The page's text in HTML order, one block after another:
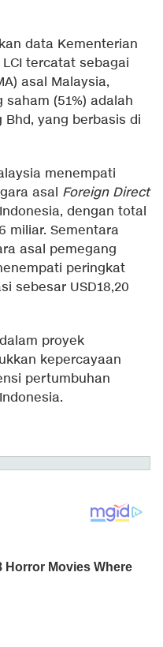
data Kementerian
LCI tercatat sebagai
asal Malaysia,
(51%) adalah
Bhd, yang berbasis di
menempati
asal Foreign Direct
dengan total
miliar. Sementara
asal pemegang
peringkat
sebesar USD18,20
proyek
kepercayaan
pertumbuhan